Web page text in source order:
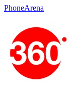
PhoneArena